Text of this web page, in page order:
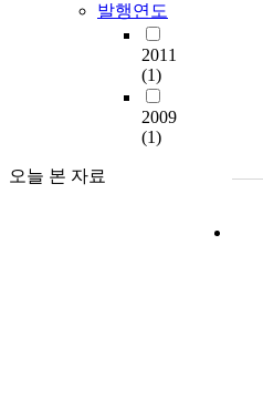
발행연도
2011
(1)
2009
(1)
오늘 본 자료